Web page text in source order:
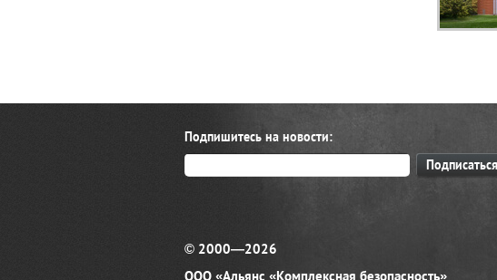
Подпишитесь на новости:
© 2000—2026
ООО «Альянс «Комплексная безопасность»